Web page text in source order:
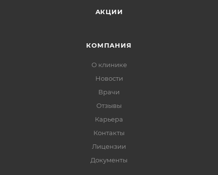
АКЦИИ
КОМПАНИЯ
О клинике
Новости
Врачи
Отзывы
Карьера
Контакты
Лицензии
Документы